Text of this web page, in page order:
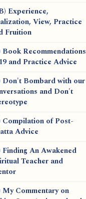
Experience,
View, Practice
Fruition
Book Recommendations
and Practice Advice
Don't Bombard with our
and Don't
Compilation of Post-
Advice
Finding An Awakened
Teacher and
My Commentary on